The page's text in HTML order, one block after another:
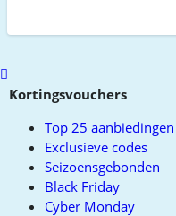
Scroll
toKortingsvouchers
Top 25 aanbiedingen
Exclusieve codes
Seizoensgebonden
Black Friday
Cyber Monday